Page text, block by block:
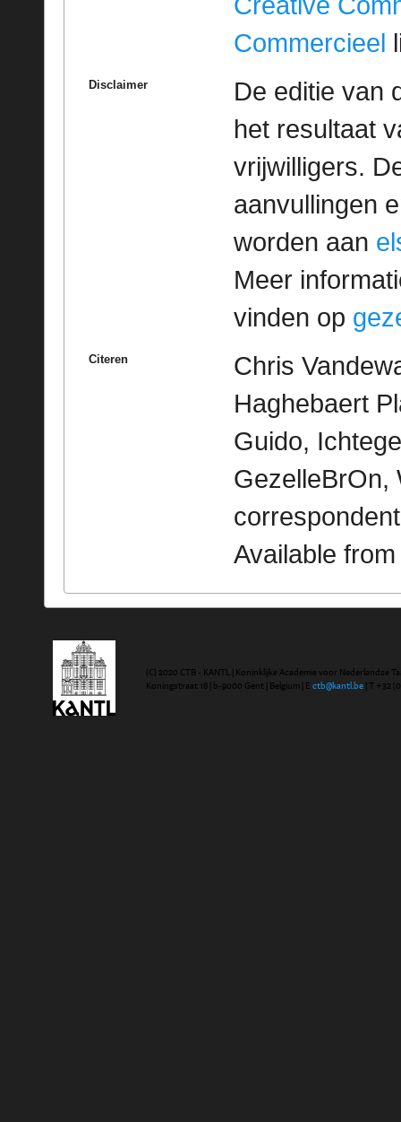
Commercieel
Disclaimer
De editie van
het resultaat
vrijwilligers.
aanvullingen
worden aan
Meer
vinden op
Citeren
Chris
Haghebaert
Guido,
GezelleBrOn,
Available
(C) 2020 CTB - KANTL | Koninklijke Academie voor Nederlandse
Koningstraat 18 | b-9000 Gent | Belgium | E ctb@kantl.be | T +32